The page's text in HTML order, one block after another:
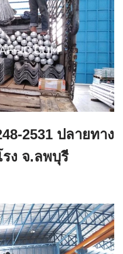
2531 ปลายทาง
ง จ.ลพบุรี